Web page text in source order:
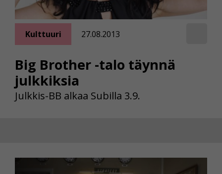
Big Brother -talo täynnä
julkkiksia
Kulttuuri 27.08.2013
Julkkis-BB alkaa Subilla 3.9.